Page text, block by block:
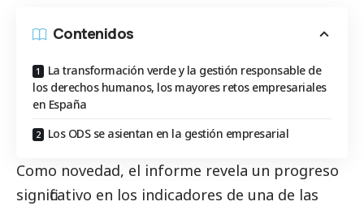
Contenidos
La transformación verde y la gestión responsable de
los derechos humanos, los mayores retos empresariales
en España
Los ODS se asientan en la gestión empresarial
Como novedad, el informe revela un progreso
significativo en los indicadores de una de las